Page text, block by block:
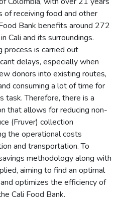
of receiving food and other
Bank benefits around 272
Cali and its surroundings.
process is carried out
delays, especially when
donors into existing routes,
consuming a lot of time for
task. Therefore, there is a
that allows for reducing non-
(Fruver) collection
the operational costs
and transportation. To
methodology along with
aiming to find an optimal
optimizes the efficiency of
Cali Food Bank.